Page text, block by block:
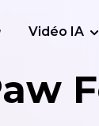
Vidéo IA